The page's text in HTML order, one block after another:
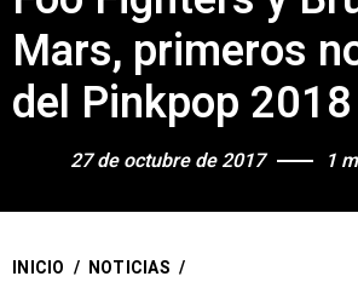
Mars, primeros
del Pinkpop 2018
27 de octubre de 2017 1
INICIO / NOTICIAS /